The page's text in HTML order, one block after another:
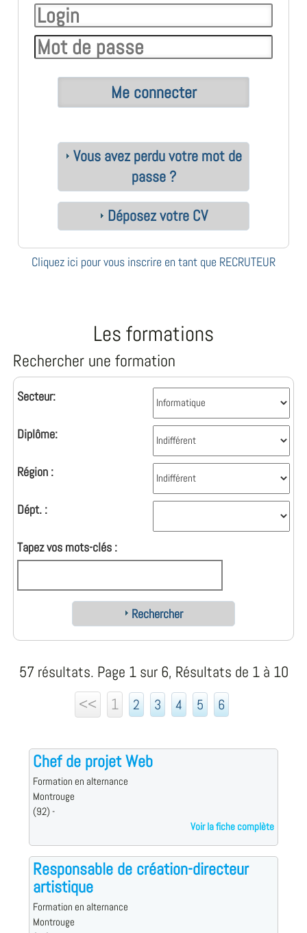
Vous avez perdu votre mot de
passe ?
Déposez votre CV
Cliquez ici pour vous inscrire en tant que RECRUTEUR
Les formations
Rechercher une formation
Secteur:
Diplôme:
Région :
Dépt. :
Tapez vos mots-clés :
Rechercher
57 résultats. Page 1 sur 6, Résultats de 1 à 10
<<
1 2 3 4 5 6
Chef de projet Web
Formation en alternance
Montrouge
(92) -
Voir la fiche complète
Responsable de création-directeur
artistique
Formation en alternance
Montrouge